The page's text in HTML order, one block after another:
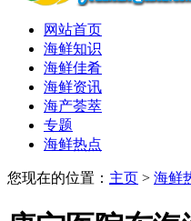
网站首页
海鲜知识
海鲜佳肴
海鲜资讯
海产荟萃
专题
海鲜热点
您现在的位置： 主页 > 海鲜